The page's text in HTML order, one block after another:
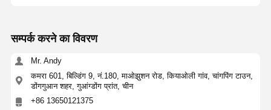
सम्पर्क करने का विवरण
Mr. Andy
कमरा 601, बिल्डिंग 9, नं.180, माओझुशन रोड, कियाओली गांव, चांगपिंग टाउन,
डोंगगुआन शहर, गुआंग्डोंग प्रांत, चीन
+86 13650121375